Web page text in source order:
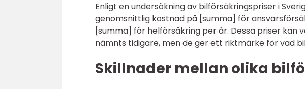
Enligt en undersökning av bilförsäkringspriser i
genomsnittlig kostnad på [summa] för
[summa] för helförsäkring per år. Dessa priser kan
nämnts tidigare, men de ger ett riktmärke för vad
Skillnader mellan olika